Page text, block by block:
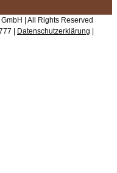
| All Rights Reserved
| Datenschutzerklärung |